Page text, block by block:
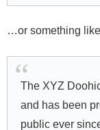
…or something
The XYZ
and has been
public ever